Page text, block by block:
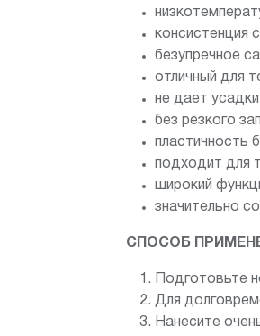
консистенция
безупречное
отличный для
не дает
без резкого
пластичность
подходит для
широкий
значительно
СПОСОБ
Подготовьте
Для
Нанесите